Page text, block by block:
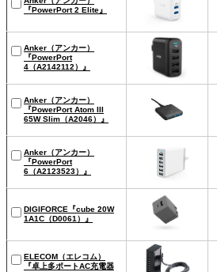
『PowerPort 2 Elite』
Anker（アンカー）
『PowerPort
4（‎A2142112）』
Anker（アンカー）
『PowerPort Atom III
65W Slim（A2046）』
Anker（アンカー）
『PowerPort
6（A2123523）』
DIGIFORCE『cube 20W
1A1C（D0061）』
ELECOM（エレコム）
『卓上多ポートAC充電器